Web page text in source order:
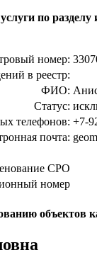
по разделу
номер:
в реестр:
ФИО:
Статус:
телефонов: +7-
почта:
СРО
номер
объектов